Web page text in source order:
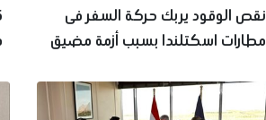
نقص الوقود يربك حركة السفر فى
مطارات اسكتلندا بسبب أزمة مضيق